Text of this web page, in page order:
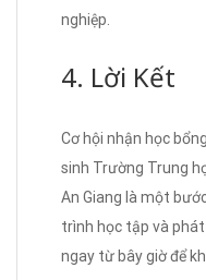
nghiệp.
4. Lời Kết
Cơ hội nhận học
sinh Trường Trung
An Giang là một
trình học tập và
ngay từ bây giờ để